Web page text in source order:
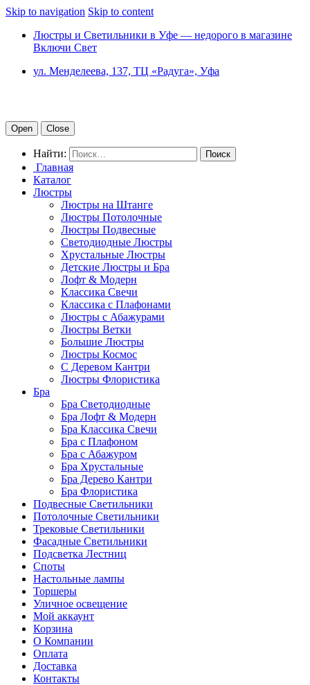
Skip to navigation Skip to content
Люстры и Светильники в Уфе — недорого в магазине
Включи Свет
ул. Менделеева, 137, ТЦ «Радуга», Уфа
Open Close
Найти:
Главная
Каталог
Люстры
Люстры на Штанге
Люстры Потолочные
Люстры Подвесные
Светодиодные Люстры
Хрустальные Люстры
Детские Люстры и Бра
Лофт & Модерн
Классика Свечи
Классика с Плафонами
Люстры с Абажурами
Люстры Ветки
Большие Люстры
Люстры Космос
С Деревом Кантри
Люстры Флористика
Бра
Бра Светодиодные
Бра Лофт & Модерн
Бра Классика Свечи
Бра с Плафоном
Бра с Абажуром
Бра Хрустальные
Бра Дерево Кантри
Бра Флористика
Подвесные Светильники
Потолочные Светильники
Трековые Светильники
Фасадные Светильники
Подсветка Лестниц
Споты
Настольные лампы
Торшеры
Уличное освещение
Мой аккаунт
Корзина
О Компании
Оплата
Доставка
Контакты